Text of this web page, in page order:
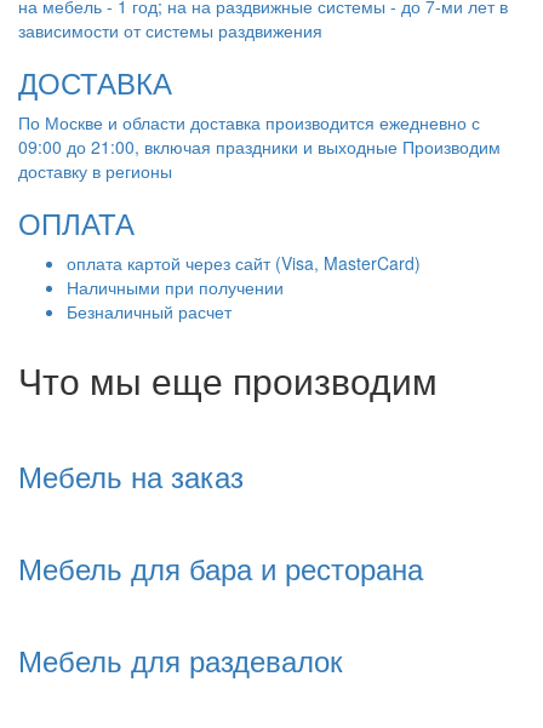
на мебель - 1 год; на на раздвижные системы - до 7-ми лет в
зависимости от системы раздвижения
ДОСТАВКА
По Москве и области доставка производится ежедневно с
09:00 до 21:00, включая праздники и выходные Производим
доставку в регионы
ОПЛАТА
оплата картой через сайт (Visa, MasterCard)
Наличными при получении
Безналичный расчет
Что мы еще производим
Мебель на заказ
Мебель для бара и ресторана
Мебель для раздевалок